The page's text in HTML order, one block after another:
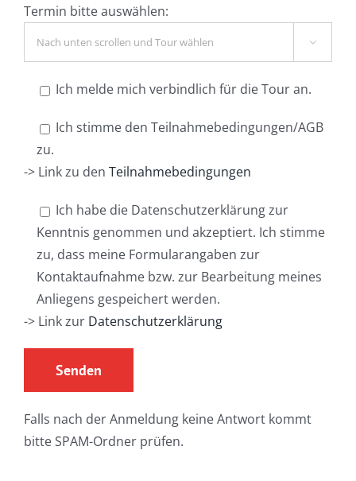
Termin bitte auswählen:

Ich melde mich verbindlich für die Tour an.
Ich stimme den Teilnahmebedingungen/AGB
zu.
-> Link zu den Teilnahmebedingungen
Ich habe die Datenschutzerklärung zur
Kenntnis genommen und akzeptiert. Ich stimme
zu, dass meine Formularangaben zur
Kontaktaufnahme bzw. zur Bearbeitung meines
Anliegens gespeichert werden.
-> Link zur Datenschutzerklärung
Falls nach der Anmeldung keine Antwort kommt
bitte SPAM-Ordner prüfen.